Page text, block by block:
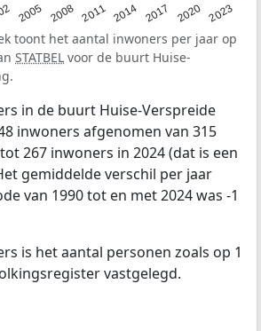
2005 2008 2011 2014 2017 2020 2023
toont het aantal inwoners per jaar op
STATBEL voor de buurt Huise-
in de buurt Huise-Verspreide
inwoners afgenomen van 315
267 inwoners in 2024 (dat is een
gemiddelde verschil per jaar
van 1990 tot en met 2024 was -1
is het aantal personen zoals op 1
vastgelegd.